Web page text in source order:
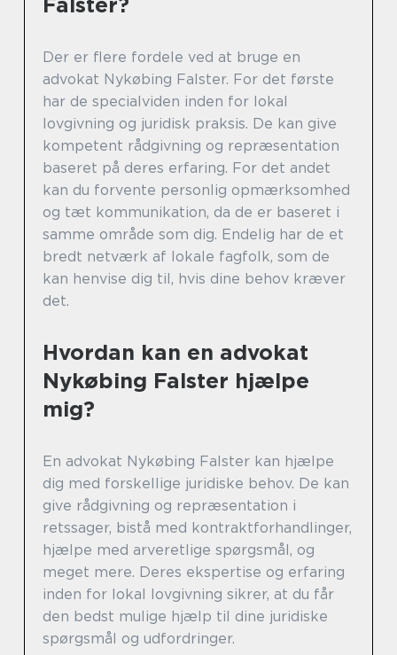
Falster?
Der er flere fordele ved at bruge en
advokat Nykøbing Falster. For det første
har de specialviden inden for lokal
lovgivning og juridisk praksis. De kan give
kompetent rådgivning og repræsentation
baseret på deres erfaring. For det andet
kan du forvente personlig opmærksomhed
og tæt kommunikation, da de er baseret i
samme område som dig. Endelig har de et
bredt netværk af lokale fagfolk, som de
kan henvise dig til, hvis dine behov kræver
det.
Hvordan kan en advokat
Nykøbing Falster hjælpe
mig?
En advokat Nykøbing Falster kan hjælpe
dig med forskellige juridiske behov. De kan
give rådgivning og repræsentation i
retssager, bistå med kontraktforhandlinger,
hjælpe med arveretlige spørgsmål, og
meget mere. Deres ekspertise og erfaring
inden for lokal lovgivning sikrer, at du får
den bedst mulige hjælp til dine juridiske
spørgsmål og udfordringer.